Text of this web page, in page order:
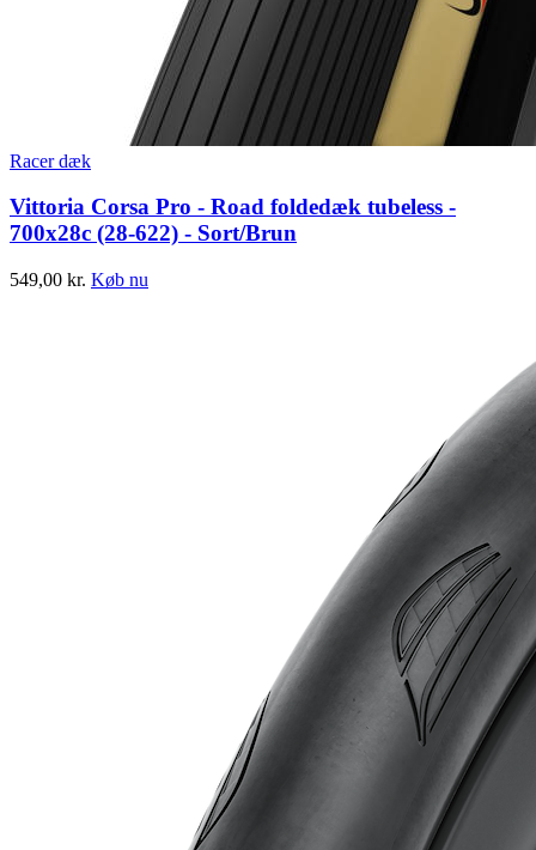
Racer dæk
Vittoria Corsa Pro - Road foldedæk tubeless -
700x28c (28-622) - Sort/Brun
549,00 kr. Køb nu